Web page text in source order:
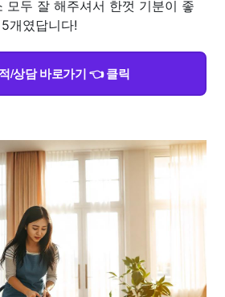
모두 잘 해주셔서 한껏 기분이 좋
개였답니다!
/상담 바로가기 👈 클릭